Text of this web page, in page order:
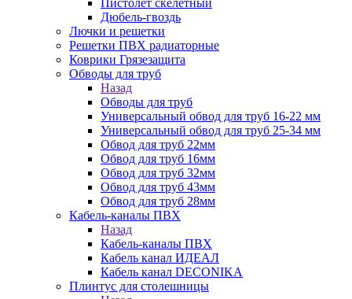
Пистолет скелетный
Дюбель-гвоздь
Лючки и решетки
Решетки ПВХ радиаторные
Коврики Грязезащита
Обводы для труб
Назад
Обводы для труб
Универсальный обвод для труб 16-22 мм
Универсальный обвод для труб 25-34 мм
Обвод для труб 22мм
Обвод для труб 16мм
Обвод для труб 32мм
Обвод для труб 43мм
Обвод для труб 28мм
Кабель-каналы ПВХ
Назад
Кабель-каналы ПВХ
Кабель канал ИДЕАЛ
Кабель канал DECONIKA
Плинтус для столешницы